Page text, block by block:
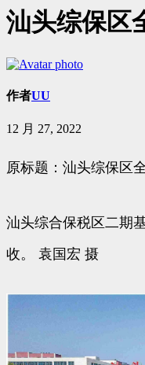
汕头综保区
作者UU
12 月 27, 2022
原标题：汕头综保区
汕头综合保税区二期
收。 袁国宏 摄